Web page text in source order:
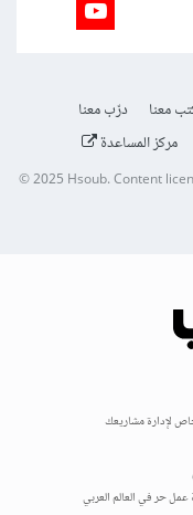
معنا
درّب معنا
مركز المساعدة
© 2025Hsoub.Content